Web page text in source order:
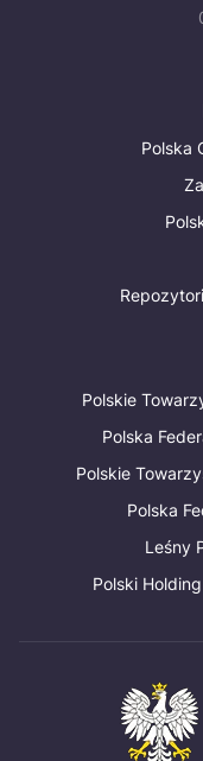
Polska
Polskie
Polska
Polskie
Polska
Leśny
Polski